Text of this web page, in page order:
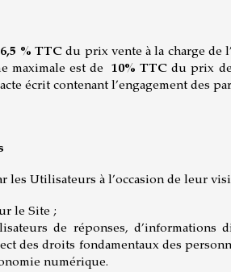
6,5 % TTCdu prix vente à la charge de
maximale est de10% TTCdu prix
écrit contenant l’engagement des
Utilisateurs à l’occasion de leur
le Site ;
de réponses,
des droits fondamentaux des
numérique.